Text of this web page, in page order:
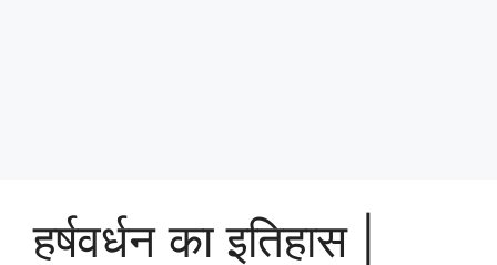
हर्षवर्धन का इतिहास |